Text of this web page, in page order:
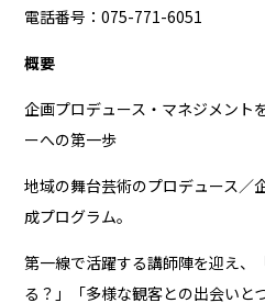
電話番号：075-771-6051
概要
企画プロデュース・マネジメン
ーへの第一歩
地域の舞台芸術のプロデュース／
成プログラム。
第一線で活躍する講師陣を迎え、
る？」「多様な観客との出会いと